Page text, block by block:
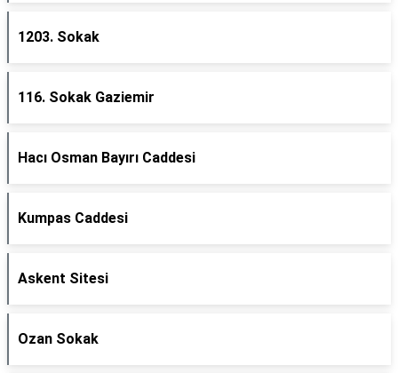
1203. Sokak
116. Sokak Gaziemir
Hacı Osman Bayırı Caddesi
Kumpas Caddesi
Askent Sitesi
Ozan Sokak